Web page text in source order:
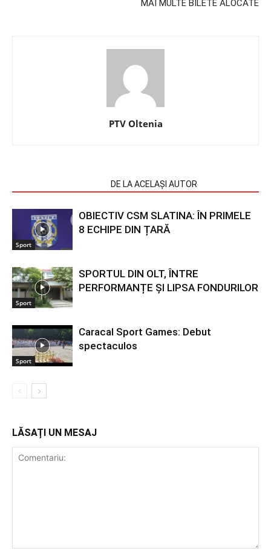
MAI MULTE BILETE ALOCATE
PTV Oltenia
DE LA ACELAȘI AUTOR
Sport
OBIECTIV CSM SLATINA: ÎN PRIMELE
8 ECHIPE DIN ȚARĂ
Sport
SPORTUL DIN OLT, ÎNTRE
PERFORMANȚE ȘI LIPSA FONDURILOR
Sport
Caracal Sport Games: Debut
spectaculos
LĂSAȚI UN MESAJ